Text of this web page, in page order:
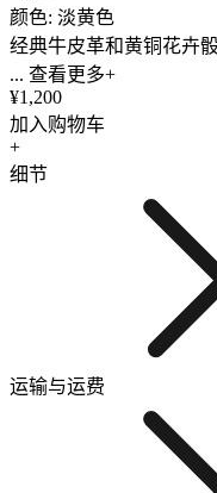
颜色: 淡黄色
经典牛皮革和黄铜花卉骰
... 查看更多+
¥1,200
加入购物车
+
细节
运输与运费